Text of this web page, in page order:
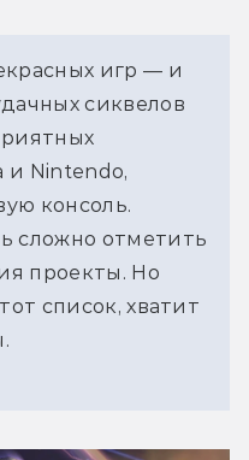
игр — и
сиквелов
и Nintendo,
консоль.
сложно отметить
проекты. Но
список, хватит